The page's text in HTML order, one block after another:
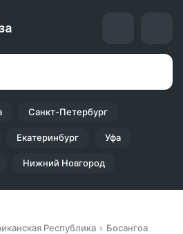
Санкт-Петербург
Екатеринбург Уфа
Нижний Новгород
Республика Босангоа